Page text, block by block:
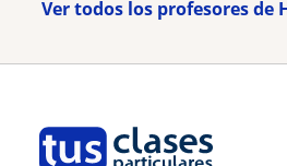
Ver todos los profesores de